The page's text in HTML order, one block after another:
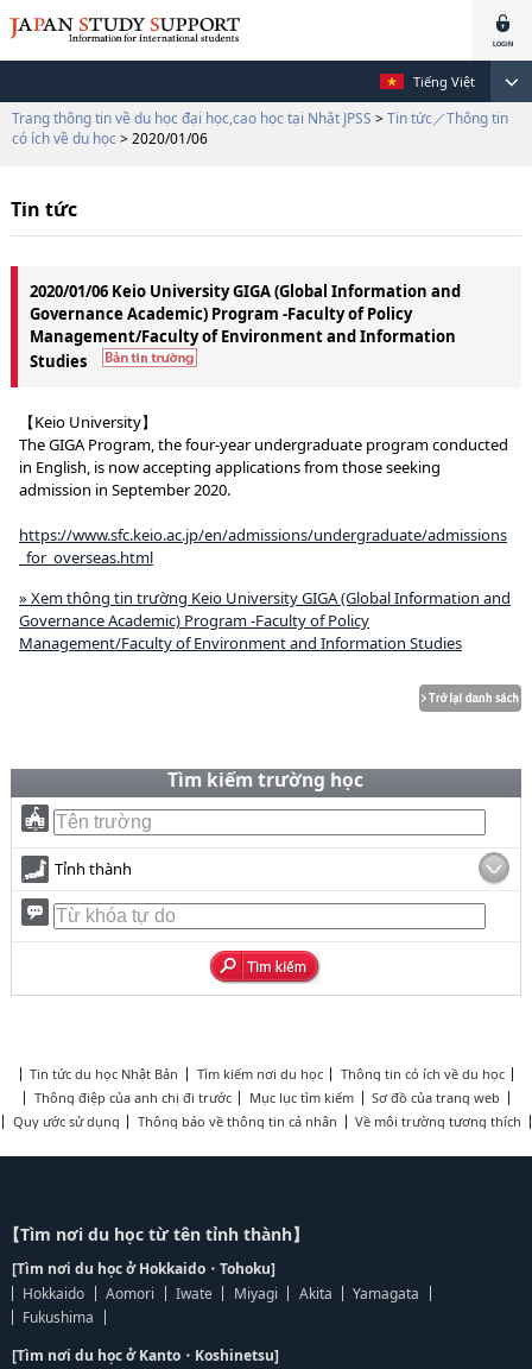
Tiếng Việt
Trang thông tin về du học đại học,cao học tại Nhật JPSS > Tin tức／Thông tin
có ích về du học > 2020/01/06
Tin tức
2020/01/06 Keio University GIGA (Global Information and
Governance Academic) Program -Faculty of Policy
Management/Faculty of Environment and Information
Studies
【Keio University】
The GIGA Program, the four-year undergraduate program conducted
in English, is now accepting applications from those seeking
admission in September 2020.
https://www.sfc.keio.ac.jp/en/admissions/undergraduate/admissions
_for_overseas.html
» Xem thông tin trường Keio University GIGA (Global Information and
Governance Academic) Program -Faculty of Policy
Management/Faculty of Environment and Information Studies
Tìm kiếm trường học
Tỉnh thành
Tin tức du học Nhật Bản Tìm kiếm nơi du học
Thông tin có ích về du học
Thông điệp của anh chị đi trước
Mục lục tìm kiếm
Sơ đồ của trang web
Quy ước sử dụng
Thông báo về thông tin cá nhân Về môi trường tương thích
【Tìm nơi du học từ tên tỉnh thành】
[Tìm nơi du học ở Hokkaido・Tohoku]
Hokkaido
Aomori Iwate Miyagi Akita
Yamagata
Fukushima
[Tìm nơi du học ở Kanto・Koshinetsu]